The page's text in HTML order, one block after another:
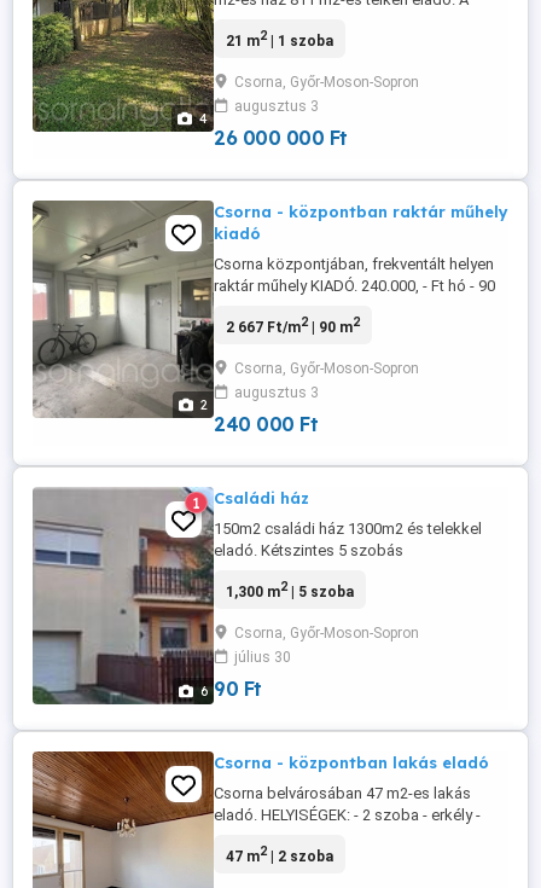
4
választás. HELYISÉGEK: Földszint: - 21 m2
21 m2 - udvari lejárat Tetőtér: - beépíthető
MŰSZAKI JELLEMZŐK: - nagyon jó
szerkezetű - állandó lakhatásra ...
21 m2| 1 szoba
Csorna, Győr-Moson-Sopron
augusztus 3
26 000 000 Ft
2
Csorna - központban raktár műhely
kiadó
Csorna központjában, frekventált helyen
raktár műhely KIADÓ. 240.000, - Ft hó - 90
cm-es belmagasság - vizesblokk - 3 x 50
klíma által - igény esetén 1000 m2-es
telekkel - 6 m széles automatizált
kapubejáró CSORNA A ...
2 667 Ft/m2| 90 m2
Csorna, Győr-Moson-Sopron
augusztus 3
240 000 Ft
6
1 Családi ház
150m2 családi ház 1300m2 és telekkel
eladó. Kétszintes 5 szobás
Kondenzációs gázkazánnal fűtött,10cm
zuhanyzó, WC.Fent fürdőszoba
sarokkáddal WC-vel.
1,300 m2| 5 szoba
Csorna, Győr-Moson-Sopron
július 30
90 Ft
Csorna - központban lakás eladó
Csorna belvárosában 47 m2-es lakás
eladó. HELYISÉGEK: - 2 szoba - erkély -
toalett - közlekedő MŰSZAKI
47 m2| 2 szoba